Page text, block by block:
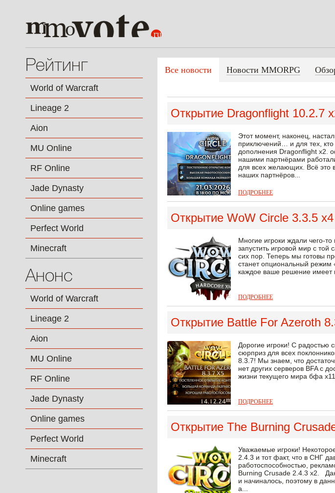
Рейтинг
World of Warcraft
Lineage 2
Aion
MU Online
RF Online
Jade Dynasty
Online games
Perfect World
Minecraft
Анонс
World of Warcraft
Lineage 2
Aion
MU Online
RF Online
Jade Dynasty
Online games
Perfect World
Minecraft
Все новости Новости MMORPG
Открытие Dragonflight 10.2.7
Этот момент, наконец,
приключений… и для тех,
дополнения Dragonflight x2.
нашими партнёрами
для всех желающих. Всё это
наших партнёров...
ПОДРОБНЕЕ
Открытие WoW Circle 3.3.5
Многие игроки ждали чего-
запустить игровой мир с
сих пор. Теперь мы готовы
станет опциональный режим
каждое ваше решение имеет
ПОДРОБНЕЕ
Открытие Battle For Azeroth
Дорогие игроки! С радостью
сюрприз для всех
8.3.7! Мы знаем, что
нет других серверов BFA с
жизни текущего мира бфа
ПОДРОБНЕЕ
Открытие The Burning
Уважаемые игроки!
2.4.3 и тот факт, что в СНГ
работоспособностью,
Burning Crusade 2.4.3 x2.
и начиналось, поэтому в
а...